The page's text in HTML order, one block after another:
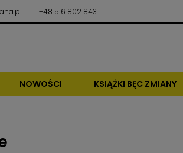
+48 516 802 843
NOWOŚCI KSIĄŻKI BĘC ZMIANY